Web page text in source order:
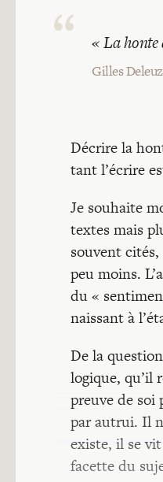
« La honte
Gilles
Décrire la
tant l’écrire
Je souhaite
textes mais
souvent
peu moins.
du «
naissant à
De la
logique, qu’il
preuve de soi
par autrui. Il
existe, il se
facette du